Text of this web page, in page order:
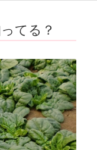
てる？